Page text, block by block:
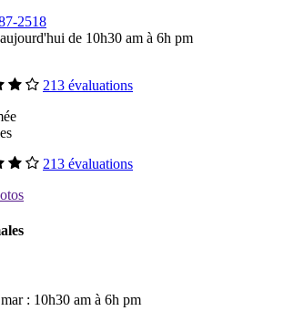
2518
de 10h30 am à 6h pm
213 évaluations
213 évaluations
: 10h30 am à 6h pm